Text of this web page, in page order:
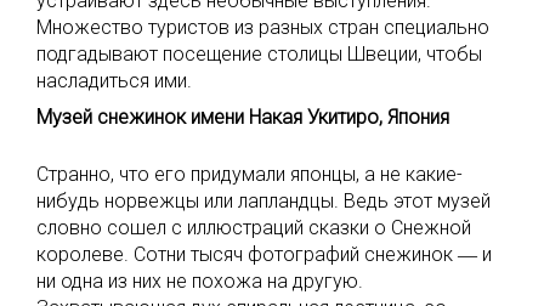
Множество туристов из разных стран специально
подгадывают посещение столицы Швеции, чтобы
насладиться ими.
Музей снежинок имени Накая Укитиро, Япония
Странно, что его придумали японцы, а не какие-
нибудь норвежцы или лапландцы. Ведь этот музей
словно сошел с иллюстраций сказки о Снежной
королеве. Сотни тысяч фотографий снежинок ― и
ни одна из них не похожа на другую.